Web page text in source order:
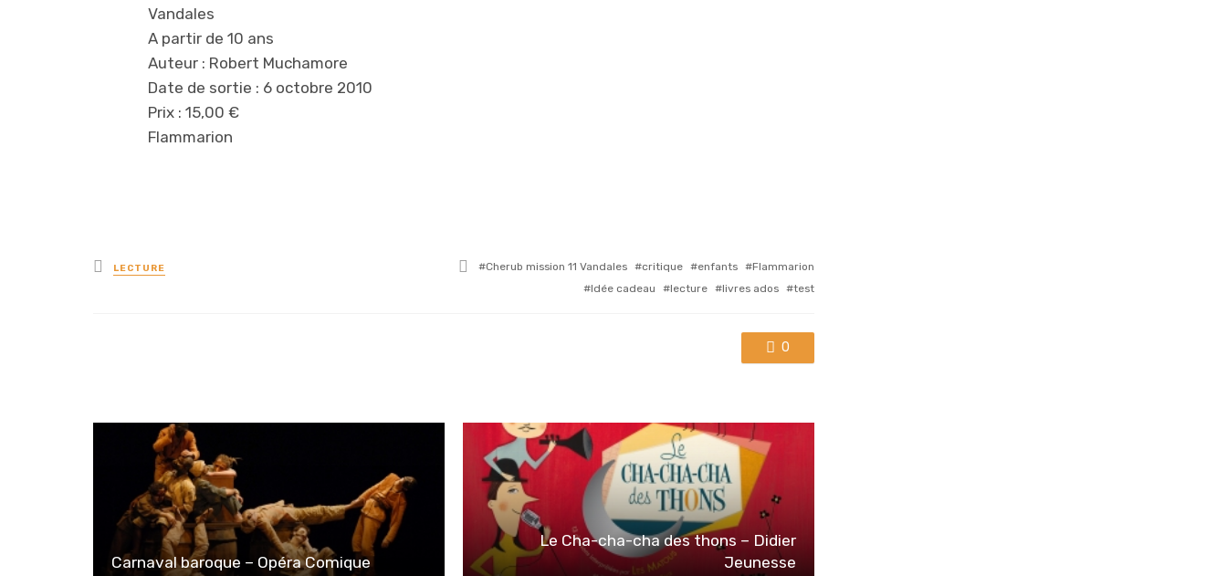
Vandales
A partir de 10 ans
Auteur : Robert Muchamore
Date de sortie : 6 octobre 2010
Prix : 15,00 €
Flammarion
Posted
in
LECTURE
Tagged
Cherub mission 11 Vandales critique enfants
Flammarion
Idée cadeau
lecture livres ados test
0
Carnaval baroque – Opéra Comique
Le Cha-cha-cha des thons – Didier
Jeunesse